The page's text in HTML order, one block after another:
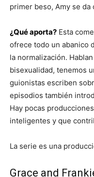
primer beso, Amy se da
¿Qué aporta? Esta
ofrece todo un abanico
la normalización.
bisexualidad, tenemos
guionistas escriben
episodios también
Hay pocas
inteligentes y que
La serie es una
Grace and